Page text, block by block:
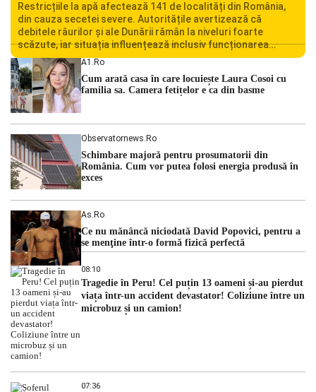
Restricțiile la apă afectează 141 de localități din România,
din cauza secetei severe. Autoritățile avertizează că
debitele râurilor și ale Dunării rămân la niveluri foarte
scăzute, iar situația influențează inclusiv funcționarea
Centralei Nucleare de la Cernavodă. România se confruntă
cu una dintre cele mai dificile perioade din punct de vedere
hidrologic din ultimii ani. Lipsa […]
A1.ro
Cum arată casa în care locuiește Laura Cosoi cu
familia sa. Camera fetițelor e ca din basme
Observatornews.ro
Schimbare majoră pentru prosumatorii din
România. Cum vor putea folosi energia produsă în
exces
As.ro
Ce nu mănâncă niciodată David Popovici, pentru a
se menţine într-o formă fizică perfectă
08:10
Tragedie în Peru! Cel puțin 13 oameni și-au pierdut
viața într-un accident devastator! Coliziune între un
microbuz și un camion!
07:36